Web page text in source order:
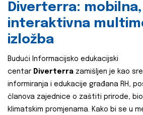
Diverterra: mobilna,
interaktivna
izložba
Budući Informacijsko edukacijski
centar Diverterra zamišljen je kao
informiranja i edukacije građana RH,
članova zajednice o zaštiti prirode,
klimatskim promjenama. Kako bi se u